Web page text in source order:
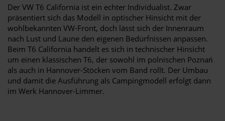
Der VW T6 California ist ein echter Individualist. Zwar
präsentiert sich das Modell in optischer Hinsicht mit der
wohlbekannten VW-Front, doch lässt sich der Innenraum
nach Lust und Laune den eigenen Bedürfnissen anpassen.
Beim T6 California handelt es sich in technischer Hinsicht
um einen klassischen T6, der sowohl im polnischen Poznań
als auch in Hannover-Stöcken vom Band rollt. Der Umbau
und damit die Ausführung als Campingmodell erfolgt dann
im Werk Hannover-Limmer.